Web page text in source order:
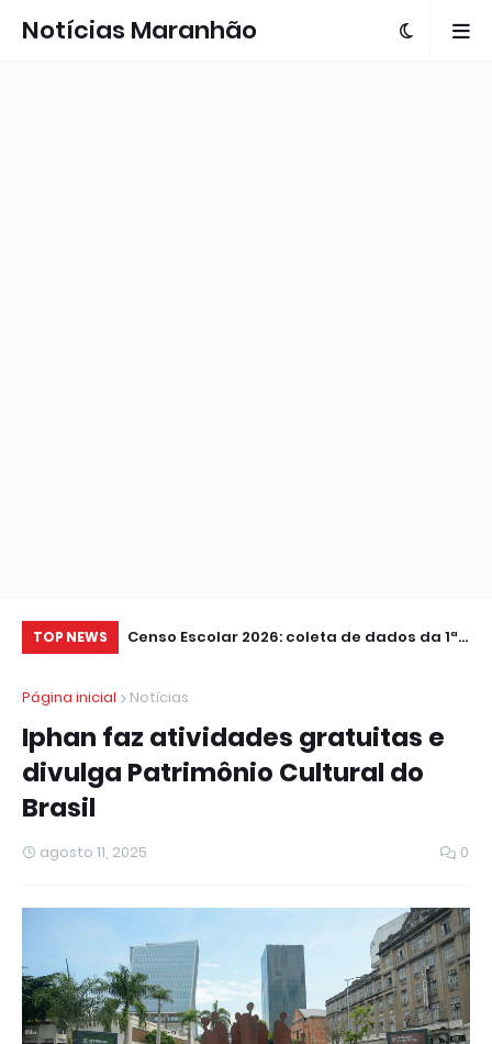
Notícias Maranhão
TOP NEWS
Júnior
Censo Escolar 2026: coleta de dados da 1ª
Página inicial
Notícias
Iphan faz atividades gratuitas e
divulga Patrimônio Cultural do
Brasil
agosto 11, 2025 0